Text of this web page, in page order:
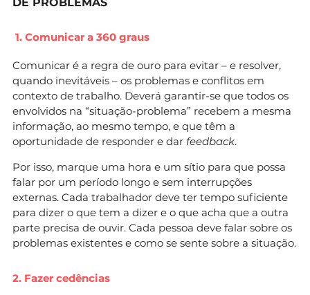
1. Comunicar a 360 graus
Comunicar é a regra de ouro para evitar – e resolver,
quando inevitáveis – os problemas e conflitos em
contexto de trabalho. Deverá garantir-se que todos os
envolvidos na “situação-problema” recebem a mesma
informação, ao mesmo tempo, e que têm a
oportunidade de responder e dar feedback.
Por isso, marque uma hora e um sítio para que possa
falar por um período longo e sem interrupções
externas. Cada trabalhador deve ter tempo suficiente
para dizer o que tem a dizer e o que acha que a outra
parte precisa de ouvir. Cada pessoa deve falar sobre os
problemas existentes e como se sente sobre a situação.
2. Fazer cedências